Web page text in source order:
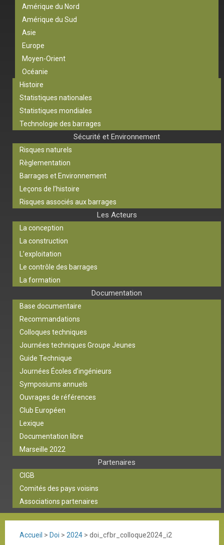
Amérique du Nord
Amérique du Sud
Asie
Europe
Moyen-Orient
Océanie
Histoire
Statistiques nationales
Statistiques mondiales
Technologie des barrages
Sécurité et Environnement
Risques naturels
Règlementation
Barrages et Environnement
Leçons de l’histoire
Risques associés aux barrages
Les Acteurs
La conception
La construction
L’exploitation
Le contrôle des barrages
La formation
Documentation
Base documentaire
Recommandations
Colloques techniques
Journées techniques Groupe Jeunes
Guide Technique
Journées Écoles d’ingénieurs
Symposiums annuels
Ouvrages de références
Club Européen
Lexique
Documentation libre
Marseille 2022
Partenaires
CIGB
Comités des pays voisins
Associations partenaires
Accueil > Doi > 2024 > doi_cfbr_colloque2024_i2